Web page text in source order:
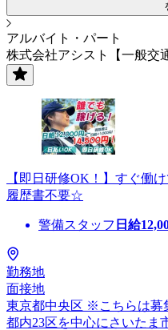
アルバイト・パート
株式会社アシスト【一般交
【即日研修OK！】すぐ働
履歴書不要☆
警備スタッフ 日給
勤務地
面接地
東京都中央区 ※こちらは募
都内23区を中心にさいたま